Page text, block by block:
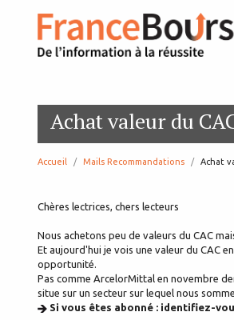
Achat valeur du
Accueil Mails Recommandations page:
Achat
Chères lectrices, chers lecteurs
Nous achetons peu de valeurs du CAC
Et aujourd'hui je vois une valeur du CAC
opportunité.
Pas comme ArcelorMittal en novembre
situe sur un secteur sur lequel nous
Si vous êtes abonné : identifiez-